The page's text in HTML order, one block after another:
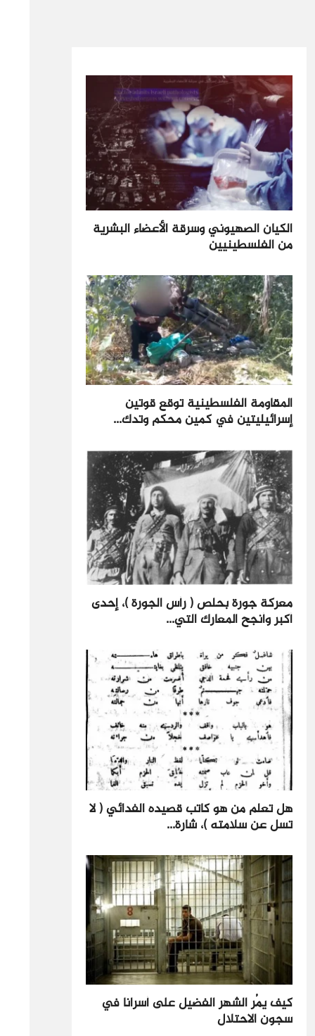
الكيان الصهيوني وسرقة الأعضاء البشرية
من الفلسطينيين
المقاومة الفلسطينية توقع قوتين
إسرائيليتين في كمين محكم وتدك...
معركة جورة بحلص ( رأس الجورة )، إحدى
أكبر وأنجح المعارك التي...
هل تعلم من هو كاتب قصيده الفدائي ( لا
تسل عن سلامته )، شارة...
كيف يمُر الشهر الفضيل على أسرانا في
سجون الاحتلال